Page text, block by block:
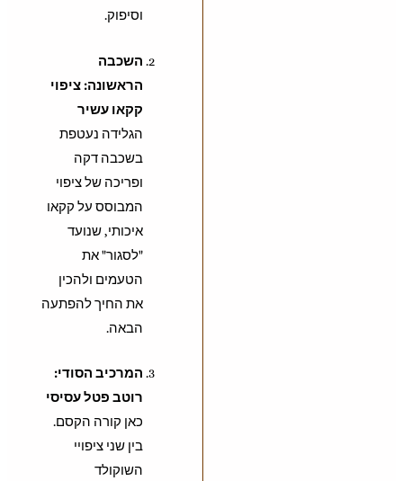
וסיפוק.
השכבה
הראשונה: ציפוי
קקאו עשיר
הגלידה נעטפת
בשכבה דקה
ופריכה של ציפוי
המבוסס על קקאו
איכותי, שנועד
"לסגור" את
הטעמים ולהכין
את החיך להפתעה
הבאה.
המרכיב הסודי:
רוטב פטל עסיסי
כאן קורה הקסם.
בין שני ציפויי
השוקולד